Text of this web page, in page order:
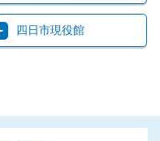
四日市現役館